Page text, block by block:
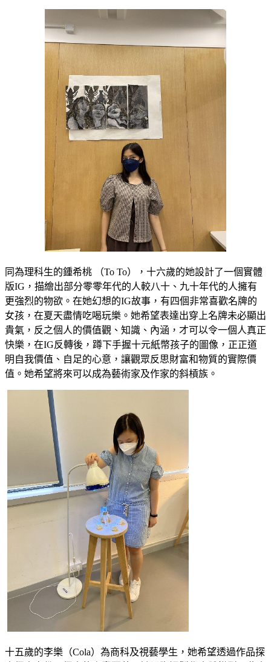
同為理科生的鍾希桃 （To To），十六歲的她設計了一個實體
版IG，描繪出部分零零年代的人較八十、九十年代的人擁有
更強烈的物欲。在她幻想的IG故事，有四個非常喜歡名牌的
女孩，在夏天盡情吃喝玩樂。她希望表達出穿上名牌未必顯出
貴氣，反之個人的價值觀、知識、內涵，才可以令一個人真正
快樂，在IG反轉後，蹲下手握十元紙幣孩子的圖像，正正道
明自我價值、自足的心意，讓觀眾反思財富和物質的實際價
值。她希望將來可以成為藝術家及作家的斜槓族。
十五歲的李樂（Cola）為商科及視藝學生，她希望透過作品探